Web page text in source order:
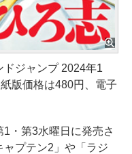
ジャンプ 2024年1
版価格は480円、電子
・第3水曜日に発売さ
プテン2」や「ラジ